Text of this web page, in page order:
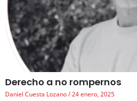
Derecho a no rompernos
Daniel Cuesta Lozano 24 enero, 2025